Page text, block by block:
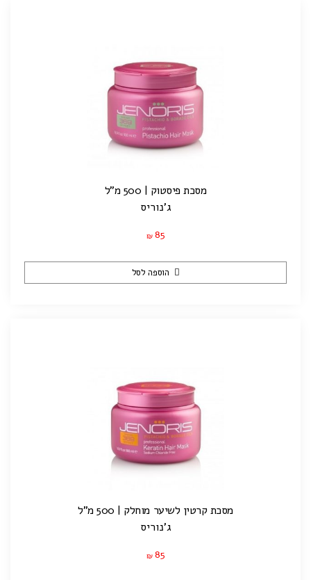
מסכת פיסטוק | 500 מ"ל
ג'נוריס
₪ 85
הוספה לסל
מסכת קרטין לשיער מוחלק | 500 מ"ל
ג'נוריס
₪ 85